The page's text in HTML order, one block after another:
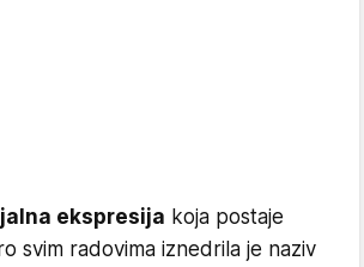
ekspresija koja postaje
svim radovima iznedrila je naziv